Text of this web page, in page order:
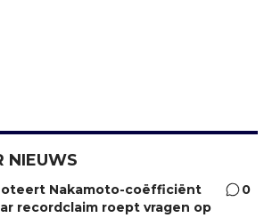
NIEUWS
Nakamoto-coëfficiënt
recordclaim roept vragen op
0